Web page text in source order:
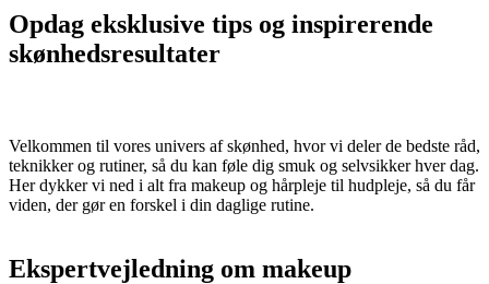
Opdag eksklusive tips og inspirerende
skønhedsresultater
Velkommen til vores univers af skønhed, hvor vi deler de bedste råd,
teknikker og rutiner, så du kan føle dig smuk og selvsikker hver dag.
Her dykker vi ned i alt fra makeup og hårpleje til hudpleje, så du får
viden, der gør en forskel i din daglige rutine.
Ekspertvejledning om makeup